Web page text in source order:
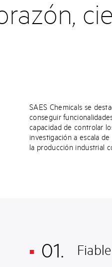
SAES Chemicals se
conseguir
capacidad de controlar
investigación a escala
la producción industrial
01. Fiable